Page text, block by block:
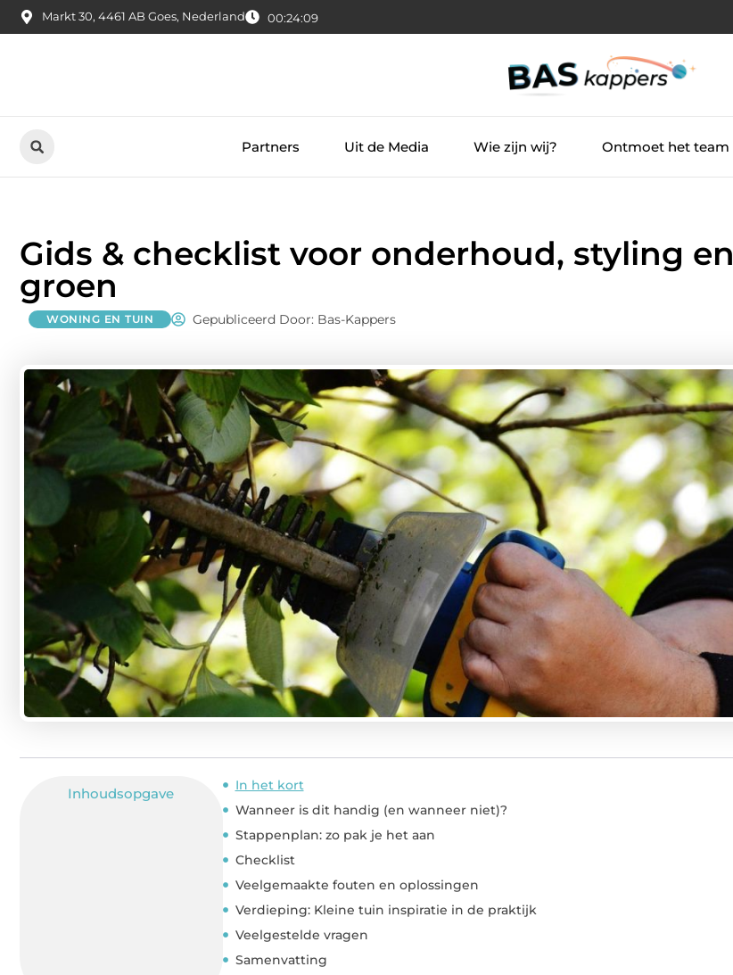
Markt 30, 4461 AB Goes, Nederland 00:24:10
Partners Uit de Media Wie zijn wij? Ontmoet het team
Gids & checklist voor onderhoud, styling en
groen
WONING EN TUIN Gepubliceerd Door: Bas-Kappers
Inhoudsopgave
In het kort
Wanneer is dit handig (en wanneer niet)?
Stappenplan: zo pak je het aan
Checklist
Veelgemaakte fouten en oplossingen
Verdieping: Kleine tuin inspiratie in de praktijk
Veelgestelde vragen
Samenvatting